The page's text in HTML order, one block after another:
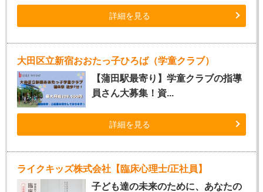
詳細を見る
大田区立新宿おおたっ子ひろば（学童クラブ）
【蒲田駅最寄り】学童クラブの指導
員さん大募集！資...
詳細を見る
ライクキッズ株式会社【臨床心理士/正社員】
子ども達の未来のために、あなたの